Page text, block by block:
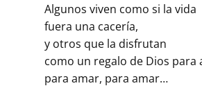
Algunos viven como si la vida
fuera una cacería,
y otros que la disfrutan
como un regalo de Dios para
para amar, para amar…